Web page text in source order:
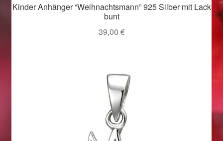
Weihnachtsangebote 2016
Weihnachtsangebote 2020
Kinder Anhänger “Weihnachtsmann” 925 Silber mit Lack
bunt
39,00 €